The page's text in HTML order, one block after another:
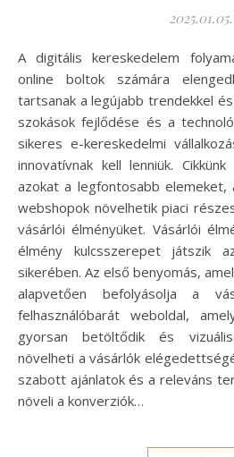
2025.01.05.
A digitális kereskedelem folyamatosan változik, és az
online boltok számára
tartsanak a legújabb trendekkel
szokások fejlődése és a
sikeres e-kereskedelmi
innovatívnak kell lenniük.
azokat a legfontosabb elemeket,
webshopok növelhetik piaci
vásárlói élményüket. Vásárlói
élmény kulcsszerepet játszik
sikerében. Az első benyomás,
alapvetően befolyásolja a
felhasználóbarát weboldal,
gyorsan betöltődik és
növelheti a vásárlók
szabott ajánlatok és a releváns
növeli a konverziók…